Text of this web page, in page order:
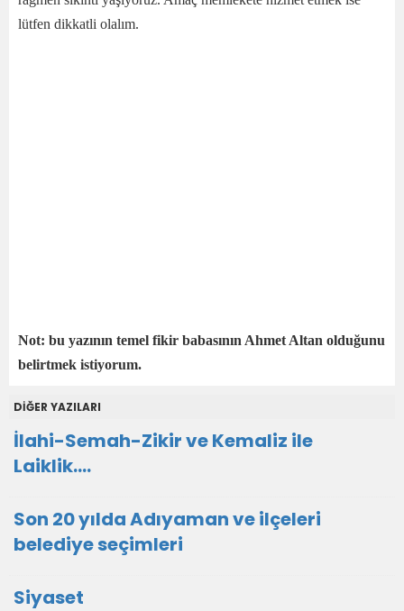
lütfen dikkatli olalım.
Not: bu yazının temel fikir babasının Ahmet Altan olduğunu
belirtmek istiyorum.
DİĞER YAZILARI
İlahi-Semah-Zikir ve Kemaliz ile
Laiklik….
Son 20 yılda Adıyaman ve ilçeleri
belediye seçimleri
Siyaset